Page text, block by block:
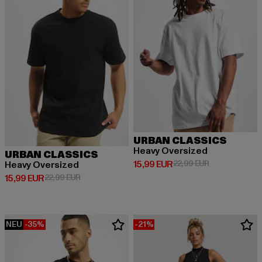
URBAN CLASSICS
Heavy Oversized
15,99 EUR
Derzeitiger Preis: 15,99 EUR
22,99 EURAktionspreis: 22,99 EUR
URBAN CLASSICS
Heavy Oversized
15,99 EUR
Derzeitiger Preis: 15,99 EUR
22,99 EURAktionspreis:
NEU -35% -21%